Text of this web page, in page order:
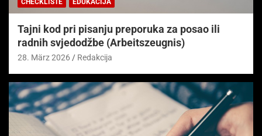
CHECKLISTE EDUKACIJA
Tajni kod pri pisanju preporuka za posao ili
radnih svjedodžbe (Arbeitszeugnis)
28. März 2026 Redakcija